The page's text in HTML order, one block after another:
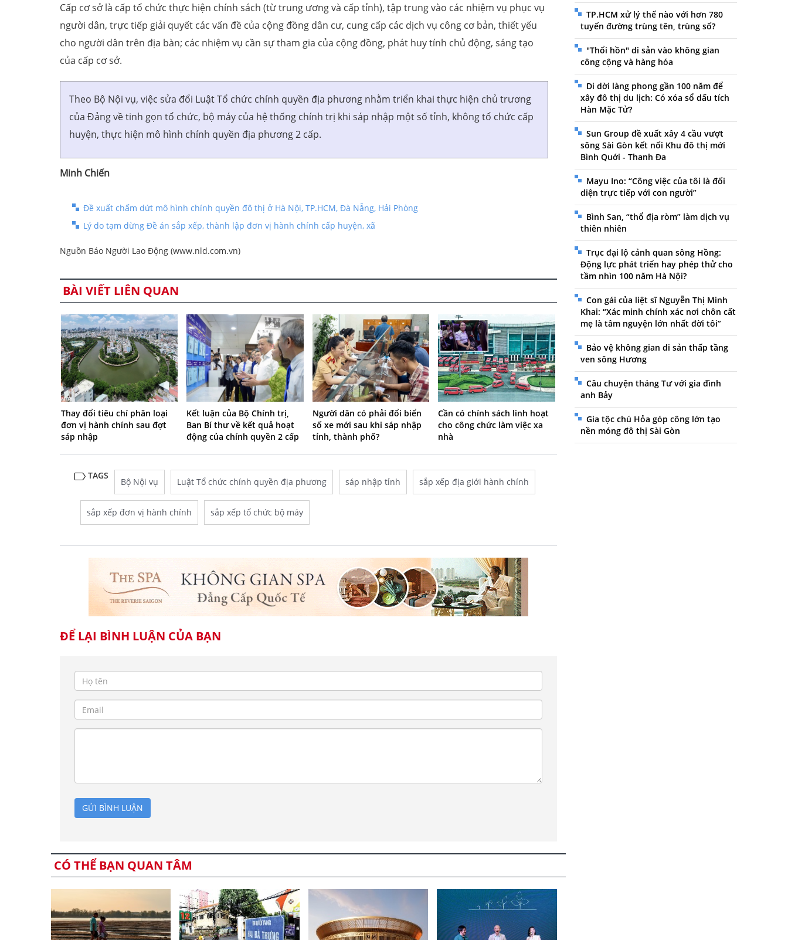
Cấp cơ sở là cấp tổ chức thực hiện chính sách (từ trung ương và cấp tỉnh), tập trung vào các nhiệm vụ phục vụ
người dân, trực tiếp giải quyết các vấn đề của cộng đồng dân cư, cung cấp các dịch vụ công cơ bản, thiết yếu
cho người dân trên địa bàn; các nhiệm vụ cần sự tham gia của cộng đồng, phát huy tính chủ động, sáng tạo
của cấp cơ sở.
Theo Bộ Nội vụ, việc sửa đổi Luật Tổ chức chính quyền địa phương nhằm triển khai thực hiện chủ trương
của Đảng về tinh gọn tổ chức, bộ máy của hệ thống chính trị khi sáp nhập một số tỉnh, không tổ chức cấp
huyện, thực hiện mô hình chính quyền địa phương 2 cấp.
Minh Chiến
Đề xuất chấm dứt mô hình chính quyền đô thị ở Hà Nội, TP.HCM, Đà Nẵng, Hải Phòng
Lý do tạm dừng Đề án sắp xếp, thành lập đơn vị hành chính cấp huyện, xã
Nguồn Báo Người Lao Động (www.nld.com.vn)
BÀI VIẾT LIÊN QUAN
Thay đổi tiêu chí phân loại
đơn vị hành chính sau đợt
sáp nhập
Kết luận của Bộ Chính trị,
Ban Bí thư về kết quả hoạt
động của chính quyền 2 cấp
Người dân có phải đổi biển
số xe mới sau khi sáp nhập
tỉnh, thành phố?
Cần có chính sách linh hoạt
cho công chức làm việc xa
nhà
TAGS
Bộ Nội vụ Luật Tổ chức chính quyền địa phương sáp nhập tỉnh sắp xếp địa giới hành chính
sắp xếp đơn vị hành chính sắp xếp tổ chức bộ máy
ĐỂ LẠI BÌNH LUẬN CỦA BẠN
GỬI BÌNH LUẬN
CÓ THỂ BẠN QUAN TÂM
TP.HCM xử lý thế nào với hơn 780
tuyến đường trùng tên, trùng số?
"Thổi hồn" di sản vào không gian
công cộng và hàng hóa
Di dời làng phong gần 100 năm để
xây đô thị du lịch: Có xóa sổ dấu tích
Hàn Mặc Tử?
Sun Group đề xuất xây 4 cầu vượt
sông Sài Gòn kết nối Khu đô thị mới
Bình Quới - Thanh Đa
Mayu Ino: “Công việc của tôi là đối
diện trực tiếp với con người”
Bình San, “thổ địa ròm” làm dịch vụ
thiên nhiên
Trục đại lộ cảnh quan sông Hồng:
Động lực phát triển hay phép thử cho
tầm nhìn 100 năm Hà Nội?
Con gái của liệt sĩ Nguyễn Thị Minh
Khai: “Xác minh chính xác nơi chôn cất
mẹ là tâm nguyện lớn nhất đời tôi”
Bảo vệ không gian di sản thấp tầng
ven sông Hương
Câu chuyện tháng Tư với gia đình
anh Bảy
Gia tộc chú Hỏa góp công lớn tạo
nền móng đô thị Sài Gòn